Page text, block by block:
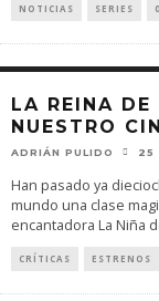
NOTICIAS SERIES
LA REINA DE
NUESTRO
ADRIÁN PULIDO 25
Han pasado ya
mundo una clase
encantadora La Niña
CRÍTICAS ESTRENOS